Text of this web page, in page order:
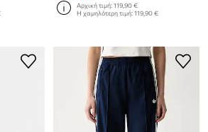
Αρχική τιμή:119,90 €
Η χαμηλότερη τιμή:119,90 €